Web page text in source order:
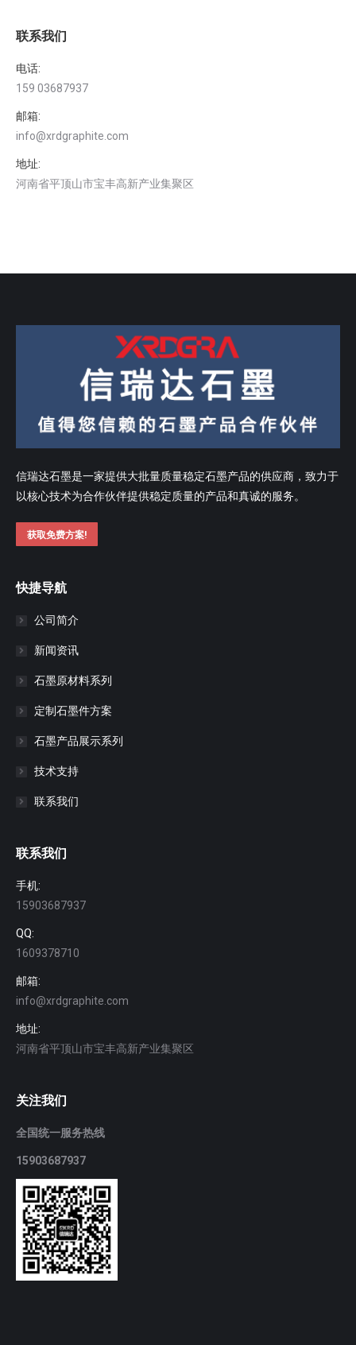
联系我们
电话:
159 03687937
邮箱:
info@xrdgraphite.com
地址:
河南省平顶山市宝丰高新产业集聚区
信瑞达石墨是一家提供大批量质量稳定石墨产品的供应商，致力于
以核心技术为合作伙伴提供稳定质量的产品和真诚的服务。
获取免费方案!
快捷导航
公司简介
新闻资讯
石墨原材料系列
定制石墨件方案
石墨产品展示系列
技术支持
联系我们
联系我们
手机:
15903687937
QQ:
1609378710
邮箱:
info@xrdgraphite.com
地址:
河南省平顶山市宝丰高新产业集聚区
关注我们
全国统一服务热线
15903687937